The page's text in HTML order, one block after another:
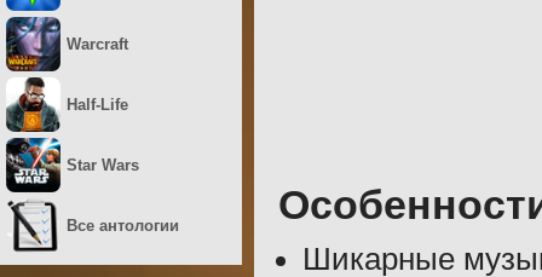
Шикарные
Warcraft
Half-Life
Star Wars
Все антологии